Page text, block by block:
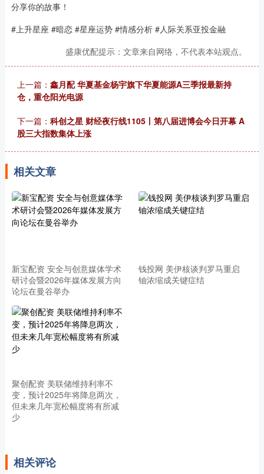
分享你的故事！
#上升星座 #暗恋 #星座运势 #情感分析 #人际关系亚投金融
盛康优配提示：文章来自网络，不代表本站观点。
上一篇： 鑫月配 华夏基金杨宇旗下华夏能源A三季报最新持
仓，重仓阳光电源
下一篇： 科创之星 财经夜行线1105丨第八届进博会今日开幕 A
股三大指数集体上涨
相关文章
新宝配资 安全与创意媒体学术
研讨会暨2026年媒体发展方向
论坛在曼谷举办
钱投网 美伊核谈判罗马重启
铀浓缩成关键症结
聚创配资 美联储维持利率不
变，预计2025年将降息两次，
但未来几年宽松幅度将有所减
少
相关评论